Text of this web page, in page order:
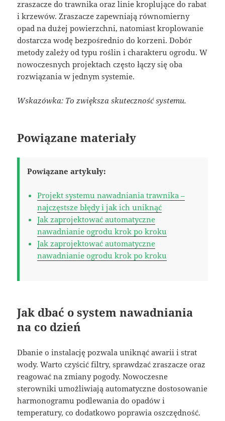
zraszacze do trawnika oraz linie kroplujące do rabat
i krzewów. Zraszacze zapewniają równomierny
opad na dużej powierzchni, natomiast kroplowanie
dostarcza wodę bezpośrednio do korzeni. Dobór
metody zależy od typu roślin i charakteru ogrodu. W
nowoczesnych projektach często łączy się oba
rozwiązania w jednym systemie.
Wskazówka: To zwiększa skuteczność systemu.
Powiązane materiały
Powiązane artykuły:
Projekt systemu nawadniania trawnika –
najczęstsze błędy i jak ich uniknąć
Jak zaprojektować automatyczne
nawadnianie ogrodu krok po kroku
Jak zaprojektować automatyczne
nawadnianie ogrodu krok po kroku
Jak dbać o system nawadniania
na co dzień
Dbanie o instalację pozwala uniknąć awarii i strat
wody. Warto czyścić filtry, sprawdzać zraszacze oraz
reagować na zmiany pogody. Nowoczesne
sterowniki umożliwiają automatyczne dostosowanie
harmonogramu podlewania do opadów i
temperatury, co dodatkowo poprawia oszczędność.